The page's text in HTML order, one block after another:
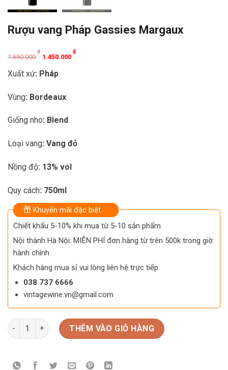
Rượu vang Pháp Gassies Margaux
1.650.000
₫
Original
price
was:
1.650.000 ₫.
1.450.000
₫
Current
price
is:
1.450.000 ₫.
Xuất xứ: Pháp
Vùng: Bordeaux
Giống nho: Blend
Loại vang: Vang đỏ
Nồng độ: 13% vol
Quy cách: 750ml
Khuyến mãi đặc biệt
Chiết khấu 5-10% khi mua từ 5-10 sản phẩm
Nội thành Hà Nội: MIỄN PHÍ đơn hàng từ trên 500k trong giờ
hành chính
Khách hàng mua sỉ vui lòng liên hệ trực tiếp
038 737 6666
vintagewine.vn@gmail.com
Rượu vang Pháp Gassies Margaux số lượng
THÊM VÀO GIỎ HÀNG